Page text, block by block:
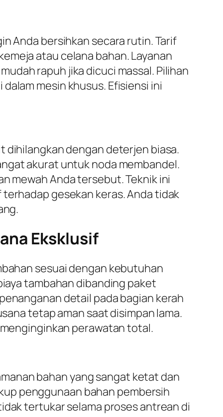
Anda bersihkan secara rutin. Tarif
atau celana bahan. Layanan
rapuh jika dicuci massal. Pilihan
mesin khusus. Efisiensi ini
dihilangkan dengan deterjen biasa.
akurat untuk noda membandel.
mewah Anda tersebut. Teknik ini
gesekan keras. Anda tidak
Eksklusif
sesuai dengan kebutuhan
tambahan dibanding paket
detail pada bagian kerah
tetap aman saat disimpan lama.
perawatan total.
bahan yang sangat ketat dan
penggunaan bahan pembersih
tertukar selama proses antrean di